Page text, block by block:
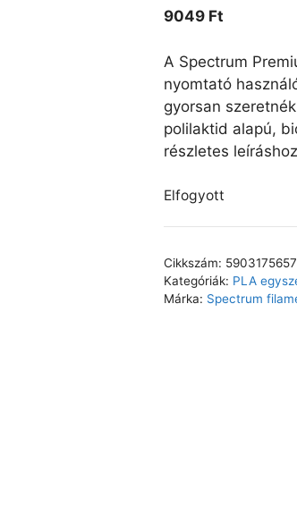
9049 Ft
A Spectrum
nyomtató
gyorsan
polilaktid alapú,
részletes
Elfogyott
Cikkszám:
Kategóriák: PLA
Márka: Spectrum